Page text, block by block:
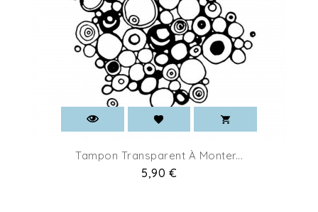
Tampon Transparent À Monter...
Pret
5,90 €